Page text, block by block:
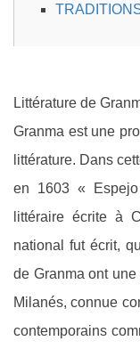
Littérature de
Granma est une
littérature. Dans
en 1603 «
littéraire écrite à
national fut écrit,
de Granma ont
Milanés, connue
contemporains